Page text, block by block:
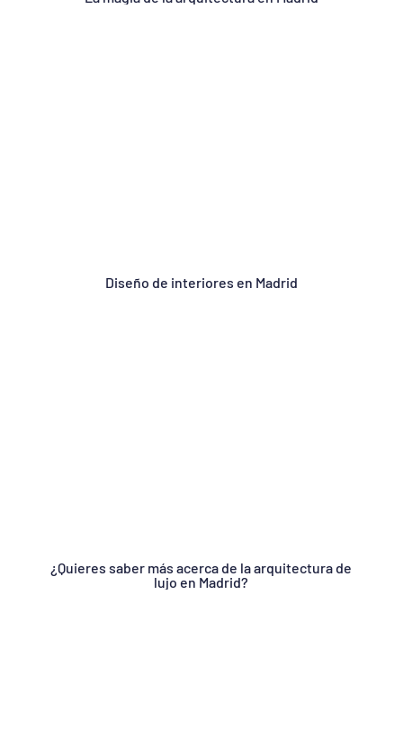
Diseño de interiores en Madrid
¿Quieres saber más acerca de la arquitectura de
lujo en Madrid?